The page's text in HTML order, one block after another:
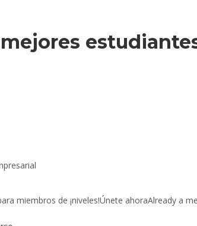
miembros de ¡niveles!Únete ahoraAlready a